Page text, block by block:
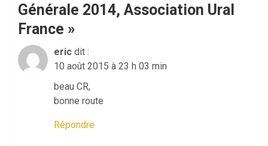
Générale 2014, Association Ural
France »
eric dit :
10 août 2015 à 23 h 03 min
beau CR,
bonne route
Répondre